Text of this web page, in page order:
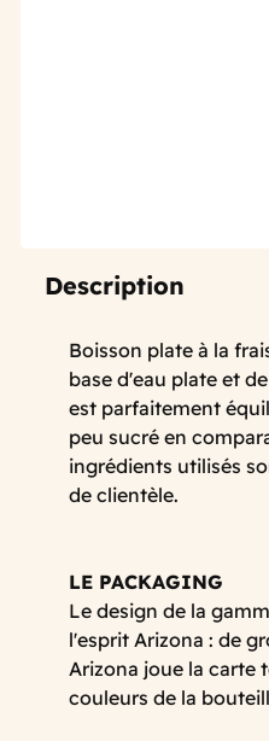
Description
Boisson plate à la
base d'eau plate et
est parfaitement
peu sucré en
ingrédients utilisés
de clientèle.
LE PACKAGING
Le design de la
l'esprit Arizona : de
Arizona joue la carte
couleurs de la